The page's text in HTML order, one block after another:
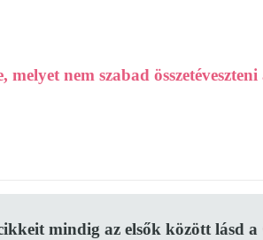
melyet nem szabad
mindig az elsők között lásd a